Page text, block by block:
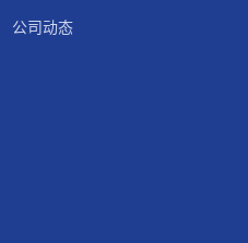
公司动态